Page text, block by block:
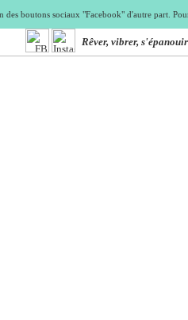
des boutons sociaux "Facebook" d'autre part.
Rêver, vibrer, s'épanouir